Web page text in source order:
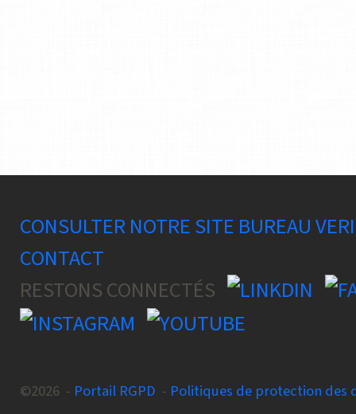
CONSULTER NOTRE SITE BUREAU
CONTACT
RESTONS CONNECTÉS
©2026 - Portail RGPD - Politiques de protection des